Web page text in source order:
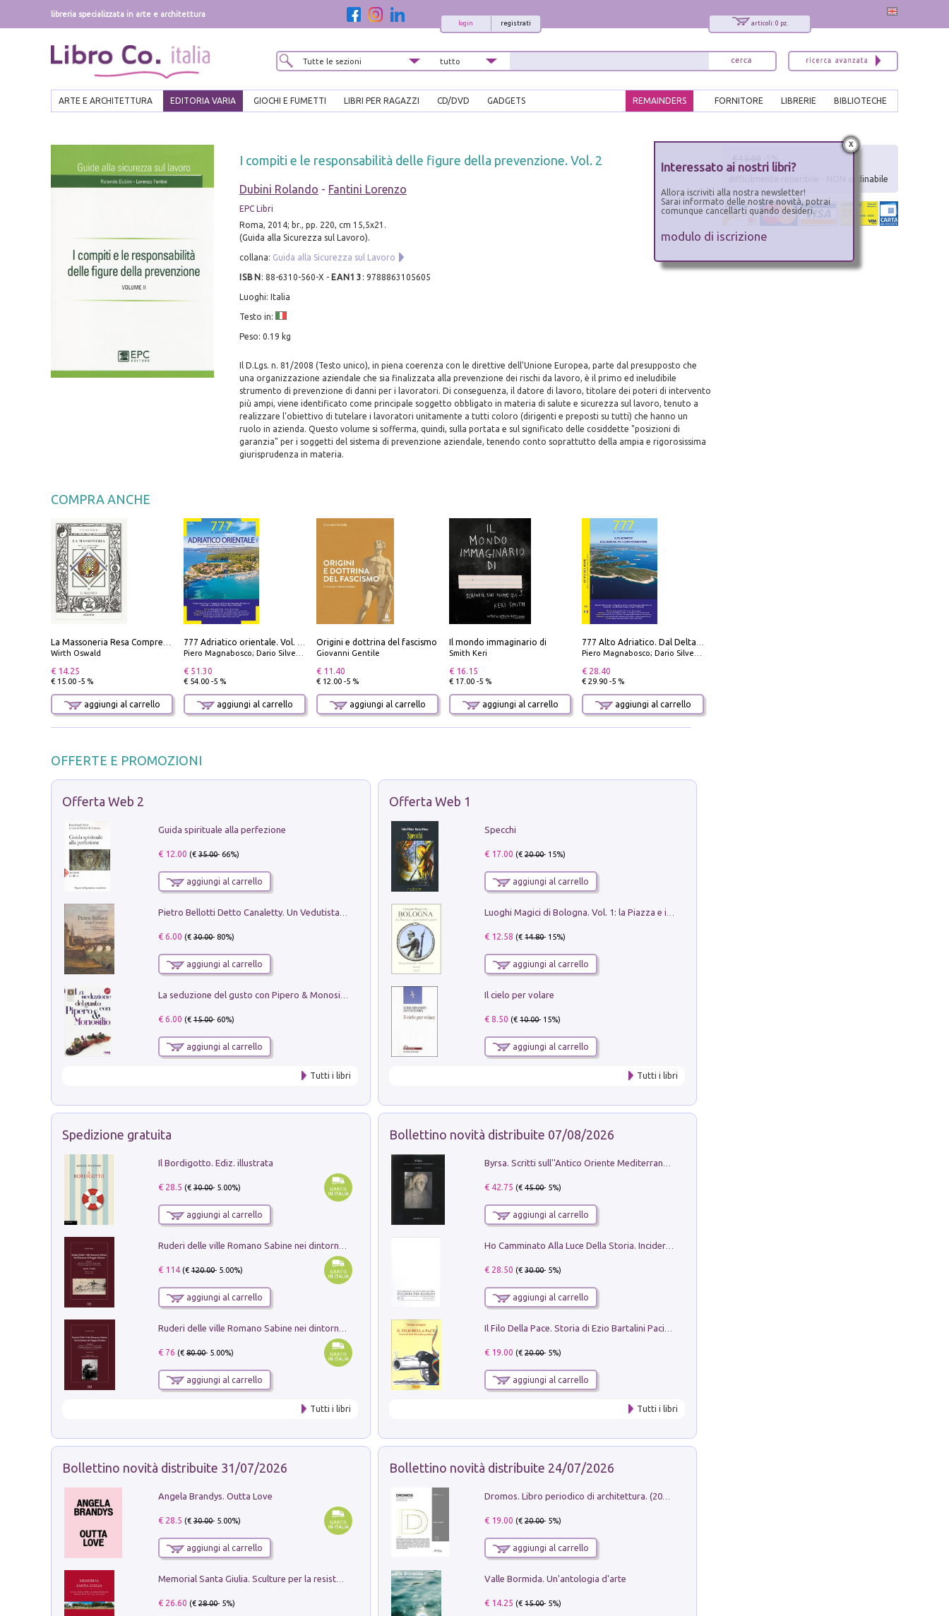
libreria specializzata in arte e architettura
articoli: 0 pz.
registrati
login
ARTE E ARCHITETTURA EDITORIA VARIA GIOCHI E FUMETTI LIBRI PER RAGAZZI CD/DVD GADGETS BIBLIOTECHE
LIBRERIE
FORNITORE
REMAINDERS
I compiti e le responsabilità delle figure della prevenzione. Vol. 2
Dubini Rolando - Fantini Lorenzo
EPC Libri
Roma, 2014; br., pp. 220, cm 15,5x21.
(Guida alla Sicurezza sul Lavoro).
collana: Guida alla Sicurezza sul Lavoro
ISBN : 88-6310-560-X - EAN13 : 9788863105605
Luoghi: Italia
Testo in:
Peso: 0.19 kg
Il D.Lgs. n. 81/2008 (Testo unico), in piena coerenza con le direttive dell'Unione Europea, parte dal presupposto che
una organizzazione aziendale che sia finalizzata alla prevenzione dei rischi da lavoro, è il primo ed ineludibile
strumento di prevenzione di danni per i lavoratori. Di conseguenza, il datore di lavoro, titolare dei poteri di intervento
più ampi, viene identificato come principale soggetto obbligato in materia di salute e sicurezza sul lavoro, tenuto a
realizzare l'obiettivo di tutelare i lavoratori unitamente a tutti coloro (dirigenti e preposti su tutti) che hanno un
ruolo in azienda. Questo volume si sofferma, quindi, sulla portata e sul significato delle cosiddette "posizioni di
garanzia" per i soggetti del sistema di prevenzione aziendale, tenendo conto soprattutto della ampia e rigorosissima
giurisprudenza in materia.
COMPRA ANCHE
Wirth Oswald
€ 14.25
€ 15.00 -5 %
aggiungi al carrello
Piero Magnabosco; Dario Silvestro; Marco Sbrizzi
€ 51.30
€ 54.00 -5 %
aggiungi al carrello
Origini e dottrina del fascismo
Giovanni Gentile
€ 11.40
€ 12.00 -5 %
aggiungi al carrello
Il mondo immaginario di
Smith Keri
€ 16.15
€ 17.00 -5 %
aggiungi al carrello
Piero Magnabosco; Dario Silvestro; Marco Sbrizzi
€ 28.40
€ 29.90 -5 %
aggiungi al carrello
OFFERTE E PROMOZIONI
Offerta Web 2
Guida spirituale alla perfezione
€ 12.00 (€35.00- 66%)
aggiungi al carrello
€ 6.00 (€30.00- 80%)
aggiungi al carrello
€ 6.00 (€15.00- 60%)
aggiungi al carrello
Tutti i libri
Offerta Web 1
Specchi
€ 17.00 (€20.00- 15%)
aggiungi al carrello
€ 12.58 (€14.80- 15%)
aggiungi al carrello
Il cielo per volare
€ 8.50 (€10.00- 15%)
aggiungi al carrello
Tutti i libri
Spedizione gratuita
Il Bordigotto. Ediz. illustrata
€ 28.5 (€30.00- 5.00%)
aggiungi al carrello
€ 114(€120.00- 5.00%)
aggiungi al carrello
€ 76 (€80.00- 5.00%)
aggiungi al carrello
Tutti i libri
Bollettino novità distribuite 07/08/2026
€ 42.75 (€45.00- 5%)
aggiungi al carrello
€ 28.50 (€30.00- 5%)
aggiungi al carrello
€ 19.00 (€20.00- 5%)
aggiungi al carrello
Tutti i libri
Bollettino novità distribuite 31/07/2026
Angela Brandys. Outta Love
€ 28.5 (€30.00- 5.00%)
aggiungi al carrello
Memorial Santa Giulia. Sculture per la resistenza Monchio di Palagano
€ 26.60 (€28.00- 5%)
Bollettino novità distribuite 24/07/2026
€ 19.00 (€20.00- 5%)
aggiungi al carrello
Valle Bormida. Un'antologia d'arte
€ 14.25 (€15.00- 5%)
difficilmente reperibile - NON ordinabile
x
Interessato ai nostri libri?
Allora iscriviti alla nostra newsletter!
Sarai informato delle nostre novità, potrai
comunque cancellarti quando desideri.
modulo di iscrizione